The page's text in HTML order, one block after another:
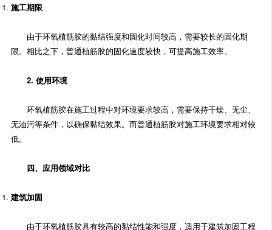
施工期限
由于环氧植筋胶的黏结强度和固化时间较高，需要较长的固化期
限。相比之下，普通植筋胶的固化速度较快，可提高施工效率。
2. 使用环境
环氧植筋胶在施工过程中对环境要求较高，需要保持干燥、无尘、
无油污等条件，以确保黏结效果。而普通植筋胶对施工环境要求相对较
低。
四、应用领域对比
建筑加固
由于环氧植筋胶具有较高的黏结性能和强度，适用于建筑加固工程